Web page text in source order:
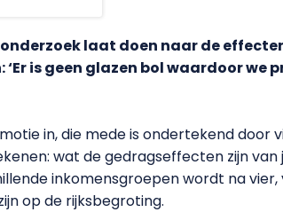
laat doen naar de
is geen glazen bol waardoor we
in, die mede is ondertekend door
wat de gedragseffecten zijn
inkomensgroepen wordt na vier,
op de rijksbegroting.